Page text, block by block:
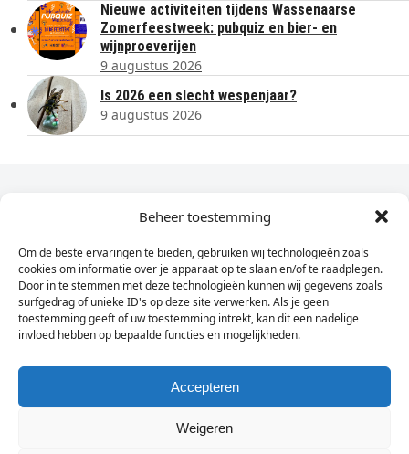
Beheer toestemming
Om de beste ervaringen te bieden, gebruiken wij technologieën zoals
cookies om informatie over je apparaat op te slaan en/of te raadplegen.
Door in te stemmen met deze technologieën kunnen wij gegevens zoals
surfgedrag of unieke ID's op deze site verwerken. Als je geen
toestemming geeft of uw toestemming intrekt, kan dit een nadelige
invloed hebben op bepaalde functies en mogelijkheden.
Accepteren
Weigeren
Nieuwe activiteiten tijdens Wassenaarse
Zomerfeestweek: pubquiz en bier- en
wijnproeverijen
9 augustus 2026
Is 2026 een slecht wespenjaar?
9 augustus 2026
Dagelijks het laatste nieuws in je e-mail?
Vul
hier
je
e-
mailadres
in
Sign Up